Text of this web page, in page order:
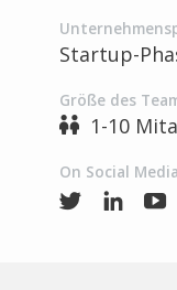
Startup-
Größe des
1-10
On Social